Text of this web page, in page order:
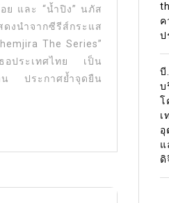
ย และ “น้ำปิง” นภัส
งนำจากซีรีส์กระแส
The Series”
อประเทศไทย เป็น
น ประกาศย้ำจุดยืน
ค
ป
บี
บ
โ
เ
อุ
แ
ดิ